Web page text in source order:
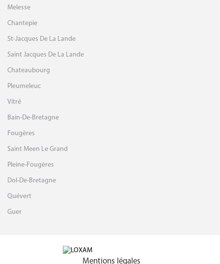
Melesse
Chantepie
St-Jacques De La Lande
Saint Jacques De La Lande
Chateaubourg
Pleumeleuc
Vitré
Bain-De-Bretagne
Fougères
Saint Meen Le Grand
Pleine-Fougères
Dol-De-Bretagne
Quévert
Guer
Mentions légales